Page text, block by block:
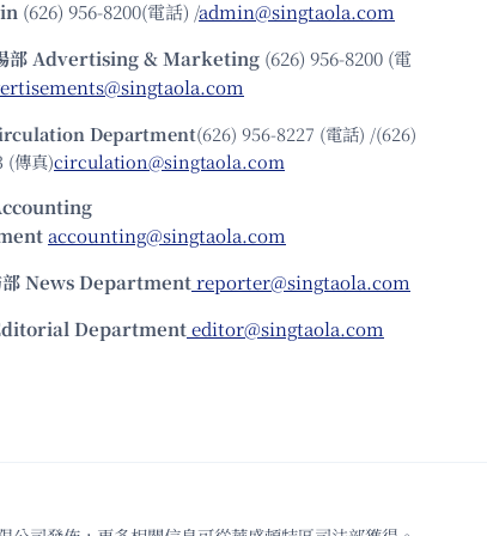
(626) 956-8200(電話) /admin@singtaola.com
部Advertising & Marketing (626) 956-8200 (電
Department(626) 956-8227 (電話) /(626)
(傳真)circulation@singtaola.com
accounting@singtaola.com
部 News Departmentreporter@singtaola.com
Departmenteditor@singtaola.com